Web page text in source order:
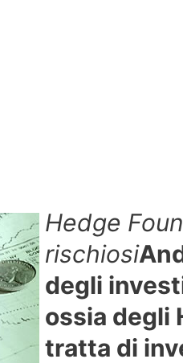
Hedge
rischiosi
degli
ossia degli
tratta di